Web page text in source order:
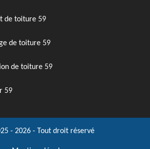
de toiture 59
de toiture 59
de toiture 59
59
- 2026 - Tout droit réservé